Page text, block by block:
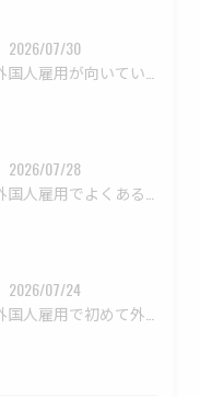
2026/07/30
2026/07/28
2026/07/24